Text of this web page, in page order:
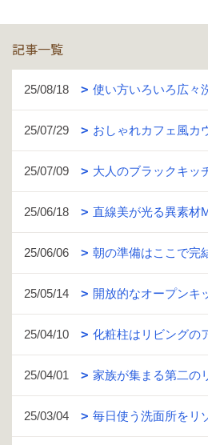
記事一覧
25/08/18 使い方いろいろ広々
25/07/29 おしゃれカフェ風カ
25/07/09 大人のブラックキッ
25/06/18 直線美が光る異素材
25/06/06 朝の準備はここで完
25/05/14 開放的なオープンキ
25/04/10 化粧柱はリビングの
25/04/01 家族が集まる第二の
25/03/04 毎日使う洗面所をリ